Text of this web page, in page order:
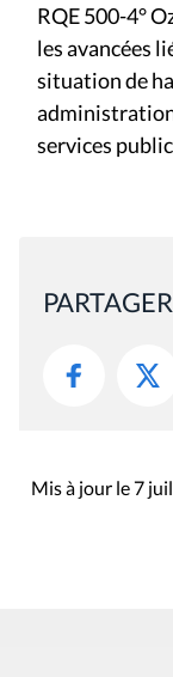
RQE 500-4°
les avancées
situation de
services
PARTAGER
Mis à jour le 7